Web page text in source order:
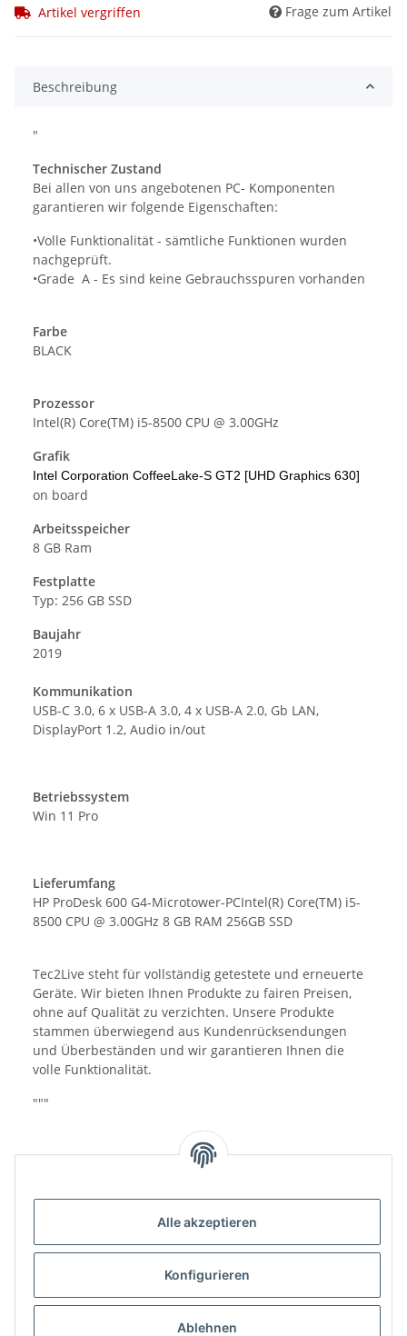
Alle akzeptieren
Konfigurieren
Ablehnen
Artikel vergriffen Frage zum Artikel
Beschreibung
"
Technischer Zustand
Bei allen von uns angebotenen PC- Komponenten
garantieren wir folgende Eigenschaften:
•Volle Funktionalität - sämtliche Funktionen wurden
nachgeprüft.
•Grade A - Es sind keine Gebrauchsspuren vorhanden
Farbe
BLACK
Prozessor
Intel(R) Core(TM) i5-8500 CPU @ 3.00GHz
Grafik
Intel Corporation CoffeeLake-S GT2 [UHD Graphics 630]
on board
Arbeitsspeicher
8 GB Ram
Festplatte
Typ: 256 GB SSD
Baujahr
2019
Kommunikation
USB-C 3.0, 6 x USB-A 3.0, 4 x USB-A 2.0, Gb LAN,
DisplayPort 1.2, Audio in/out
Betriebssystem
Win 11 Pro
Lieferumfang
HP ProDesk 600 G4-Microtower-PCIntel(R) Core(TM) i5-
8500 CPU @ 3.00GHz 8 GB RAM 256GB SSD
Tec2Live steht für vollständig getestete und erneuerte
Geräte. Wir bieten Ihnen Produkte zu fairen Preisen,
ohne auf Qualität zu verzichten. Unsere Produkte
stammen überwiegend aus Kundenrücksendungen
und Überbeständen und wir garantieren Ihnen die
volle Funktionalität.
"""
Benachrichtigen, wenn verfügbar